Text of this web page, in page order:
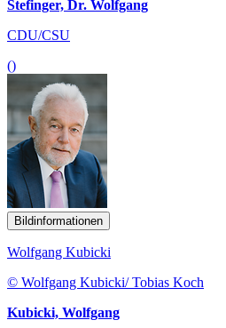
Stefinger, Dr. Wolfgang
CDU/CSU
()
Bildinformationen
Wolfgang Kubicki
© Wolfgang Kubicki/ Tobias Koch
Kubicki, Wolfgang